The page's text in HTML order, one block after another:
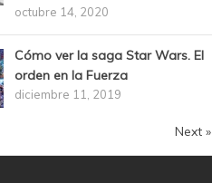
octubre 14, 2020
Cómo ver la saga Star Wars. El
orden en la Fuerza
diciembre 11, 2019
Next »